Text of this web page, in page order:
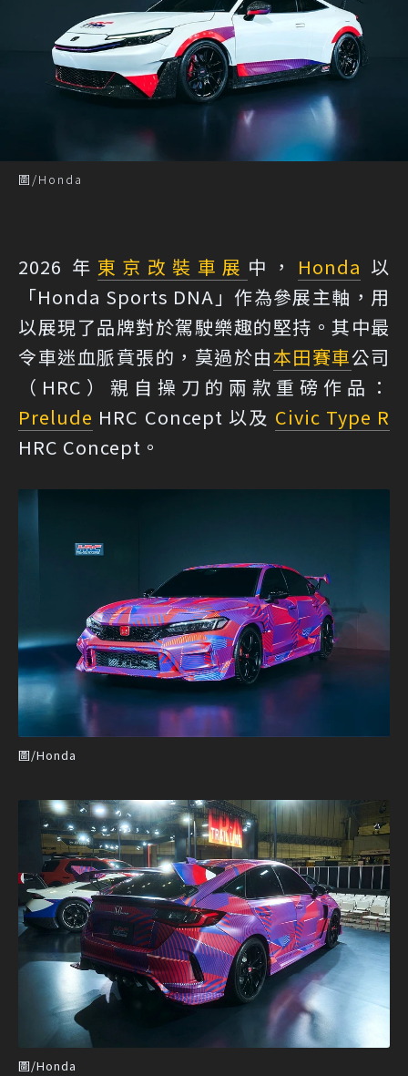
圖/Honda
2026 年 東京改裝車展 中， Honda 以
「Honda Sports DNA」作為參展主軸，用
以展現了品牌對於駕駛樂趣的堅持。其中最
令車迷血脈賁張的，莫過於由本田賽車公司
（HRC）親自操刀的兩款重磅作品：
Prelude HRC Concept 以及 Civic Type R
HRC Concept。
圖/Honda
圖/Honda